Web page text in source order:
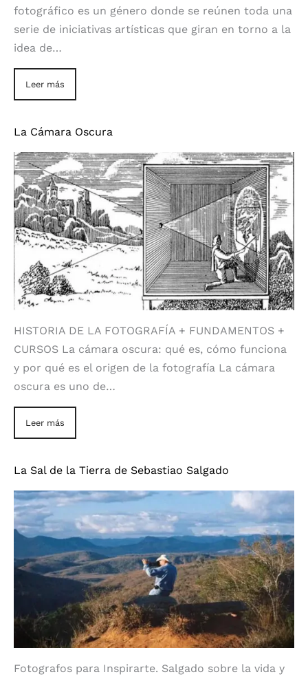
fotográfico es un género donde se reúnen toda una
serie de iniciativas artísticas que giran en torno a la
idea de…
Leer más
La Cámara Oscura
HISTORIA DE LA FOTOGRAFÍA + FUNDAMENTOS +
CURSOS La cámara oscura: qué es, cómo funciona
y por qué es el origen de la fotografía La cámara
oscura es uno de…
Leer más
La Sal de la Tierra de Sebastiao Salgado
Fotografos para Inspirarte. Salgado sobre la vida y